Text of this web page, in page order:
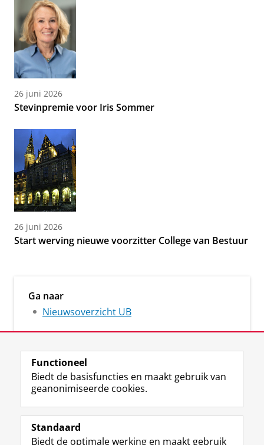
26 juni 2026
Stevinpremie voor Iris Sommer
26 juni 2026
Start werving nieuwe voorzitter College van Bestuur
Ga naar
Nieuwsoverzicht UB
Volg ons op
M
a
I
n
Functioneel
Biedt de basisfuncties en maakt gebruik van
geanonimiseerde cookies.
Standaard
Biedt de optimale werking en maakt gebruik